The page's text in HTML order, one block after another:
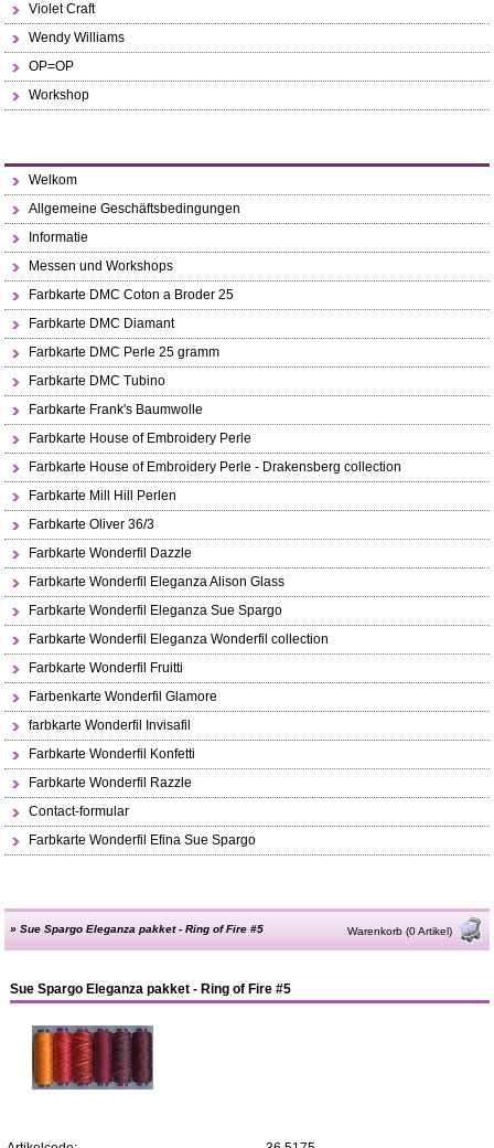
Violet Craft
Wendy Williams
OP=OP
Workshop
Welkom
Allgemeine Geschäftsbedingungen
Informatie
Messen und Workshops
Farbkarte DMC Coton a Broder 25
Farbkarte DMC Diamant
Farbkarte DMC Perle 25 gramm
Farbkarte DMC Tubino
Farbkarte Frank's Baumwolle
Farbkarte House of Embroidery Perle
Farbkarte House of Embroidery Perle - Drakensberg collection
Farbkarte Mill Hill Perlen
Farbkarte Oliver 36/3
Farbkarte Wonderfil Dazzle
Farbkarte Wonderfil Eleganza Alison Glass
Farbkarte Wonderfil Eleganza Sue Spargo
Farbkarte Wonderfil Eleganza Wonderfil collection
Farbkarte Wonderfil Fruitti
Farbenkarte Wonderfil Glamore
farbkarte Wonderfil Invisafil
Farbkarte Wonderfil Konfetti
Farbkarte Wonderfil Razzle
Contact-formular
Farbkarte Wonderfil Efina Sue Spargo
»Sue Spargo Eleganza pakket - Ring of Fire #5 Warenkorb (0 Artikel)
Sue Spargo Eleganza pakket - Ring of Fire #5